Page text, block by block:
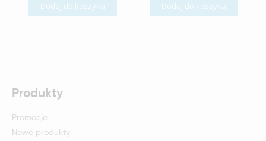
Dodaj do koszyka Dodaj do koszyka
Produkty
Promocje
Nowe produkty